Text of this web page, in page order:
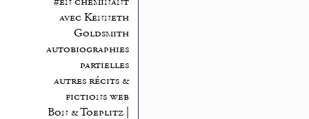
avec Kenneth
Goldsmith
autobiographies
partielles
autres récits &
fictions web
Bon & Toeplitz |